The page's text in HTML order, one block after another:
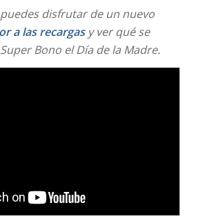
disfrutar de un nuevo
a las recargasy ver qué se
Bono el Día de la Madre.